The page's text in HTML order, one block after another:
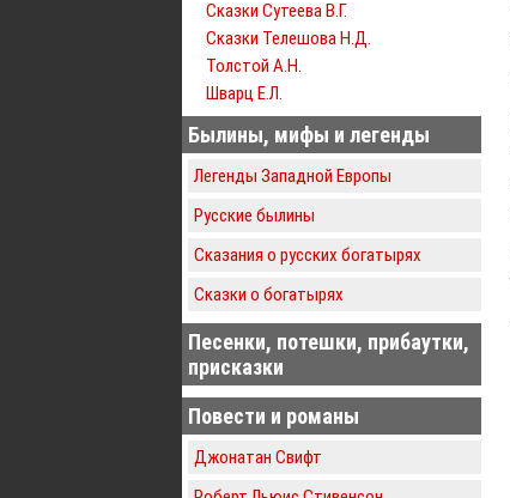
Сказки Сутеева В.Г.
Сказки Телешова Н.Д.
Толстой А.Н.
Шварц Е.Л.
Былины, мифы и легенды
Легенды Западной Европы
Русские былины
Сказания о русских богатырях
Сказки о богатырях
Песенки, потешки, прибаутки,
присказки
Повести и романы
Джонатан Свифт